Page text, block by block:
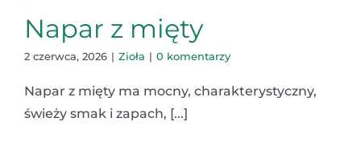
Napar z mięty
2 czerwca, 2026 | Zioła | 0 komentarzy
Napar z mięty ma mocny, charakterystyczny,
świeży smak i zapach, [...]